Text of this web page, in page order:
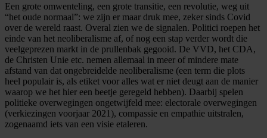
Een grote omwenteling, een grote transitie, een revolutie, weg uit
“het oude normaal”: we zijn er maar druk mee, zeker sinds Covid
over de wereld raast. Overal zien we de signalen. Politici roepen het
einde van het neoliberalisme af, of nog een stap verder wordt die
veelgeprezen markt in de prullenbak gegooid. De VVD, het CDA,
de Christen Unie etc. nemen allemaal in meer of mindere mate
afstand van dat ongebreidelde neoliberalisme (een term die plots
heel populair is, als etiket voor alles wat er niet deugt aan de manier
waarop we het hier een beetje geregeld hebben). Daarbij spelen
politieke overwegingen ongetwijfeld mee: electorale overwegingen
(verkiezingen voorjaar 2021), compassie en empathie uitstralen,
zogenaamd iets van een visie etaleren.